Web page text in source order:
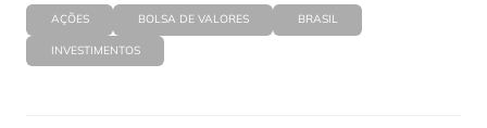
AÇÕES BOLSA DE VALORES BRASIL
INVESTIMENTOS